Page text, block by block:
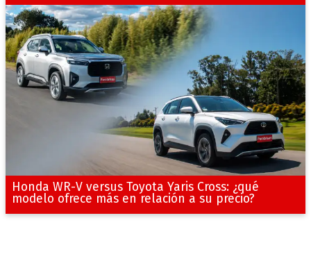
Honda WR-V versus Toyota Yaris Cross: ¿qué
modelo ofrece más en relación a su precio?